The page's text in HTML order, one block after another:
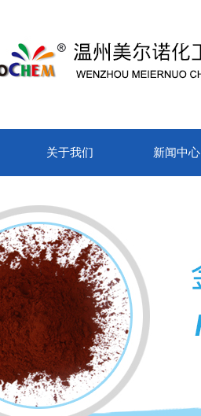
关于我们 新闻中心